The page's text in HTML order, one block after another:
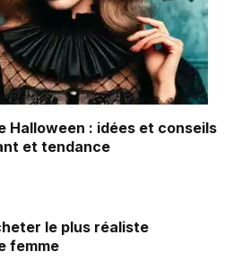
Halloween : idées et conseils
et tendance
le plus réaliste
femme